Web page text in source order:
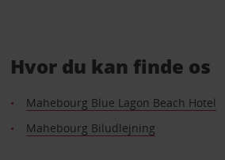
Hvor du kan finde os
Mahebourg Blue Lagon Beach Hotel
Mahebourg Biludlejning